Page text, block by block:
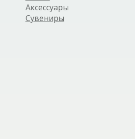
Аксессуары
Сувениры